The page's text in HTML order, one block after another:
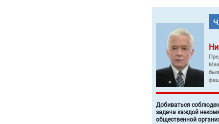
Добиваться
задача каждой
общественной